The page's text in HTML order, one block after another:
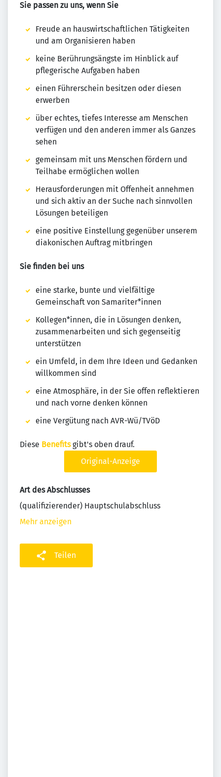
Sie passen zu uns, wenn Sie
Freude an hauswirtschaftlichen Tätigkeiten
und am Organisieren haben
keine Berührungsängste im Hinblick auf
pflegerische Aufgaben haben
einen Führerschein besitzen oder diesen
erwerben
über echtes, tiefes Interesse am Menschen
verfügen und den anderen immer als Ganzes
sehen
gemeinsam mit uns Menschen fördern und
Teilhabe ermöglichen wollen
Herausforderungen mit Offenheit annehmen
und sich aktiv an der Suche nach sinnvollen
Lösungen beteiligen
eine positive Einstellung gegenüber unserem
diakonischen Auftrag mitbringen
Sie finden bei uns
eine starke, bunte und vielfältige
Gemeinschaft von Samariter*innen
Kollegen*innen, die in Lösungen denken,
zusammenarbeiten und sich gegenseitig
unterstützen
ein Umfeld, in dem Ihre Ideen und Gedanken
willkommen sind
eine Atmosphäre, in der Sie offen reflektieren
und nach vorne denken können
eine Vergütung nach AVR-Wü/TVöD
Diese Benefitsgibt's oben drauf.
Original-Anzeige
Art des Abschlusses
(qualifizierender) Hauptschulabschluss
Mehr anzeigen
Teilen